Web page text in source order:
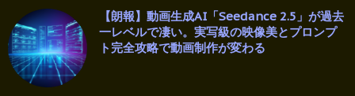
【朗報】動画生成AI「Seedance 2.5」が過去
一レベルで凄い。実写級の映像美とプロンプ
ト完全攻略で動画制作が変わる